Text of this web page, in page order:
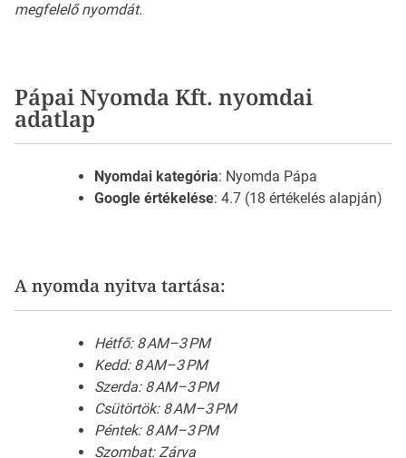
megfelelő nyomdát.
Pápai Nyomda Kft. nyomdai
adatlap
Nyomdai kategória: Nyomda Pápa
Google értékelése: 4.7 (18 értékelés alapján)
A nyomda nyitva tartása:
Hétfő: 8 AM–3 PM
Kedd: 8 AM–3 PM
Szerda: 8 AM–3 PM
Csütörtök: 8 AM–3 PM
Péntek: 8 AM–3 PM
Szombat: Zárva